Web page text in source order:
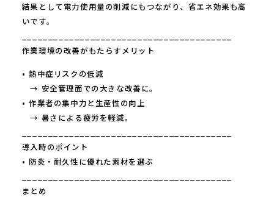
結果として電力使用量の削減にもつながり、省エネ効果も高
いです。
作業環境の改善がもたらすメリット
• 熱中症リスクの低減
→ 安全管理面での大きな改善に。
• 作業者の集中力と生産性の向上
→ 暑さによる疲労を軽減。
導入時のポイント
• 防炎・耐久性に優れた素材を選ぶ
まとめ